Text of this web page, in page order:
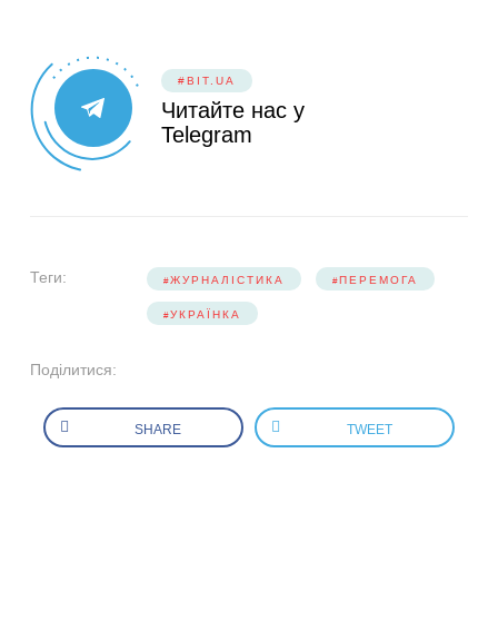
#BIT.UA
Читайте нас у
Telegram
Теги: ЖУРНАЛІСТИКА ПЕРЕМОГА
УКРАЇНКА
Поділитися:
SHARE TWEET